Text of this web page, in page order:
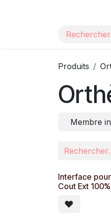
Produits
Membre
Interface
Cout Ext